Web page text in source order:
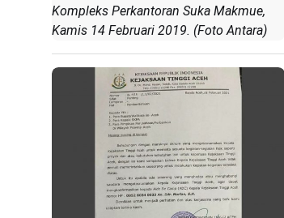
Kompleks Perkantoran Suka Makmue,
Kamis 14 Februari 2019. (Foto Antara)